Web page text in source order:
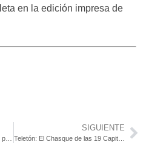
en la edición impresa de
SIGUIENTE
Teletón: El Chasque de las 19 Capitales llegó a Colonia